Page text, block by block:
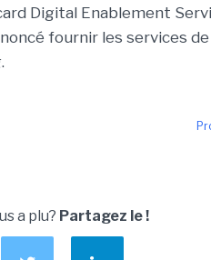
Digital Enablement
fournir les services
a plu? Partagez le !